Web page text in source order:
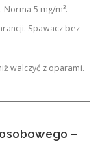
Norma 5 mg/m³.
Spawacz bez
walczyć z oparami.
–